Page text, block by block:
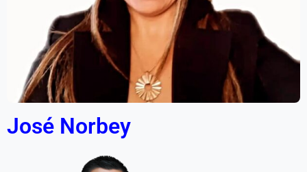
José Norbey